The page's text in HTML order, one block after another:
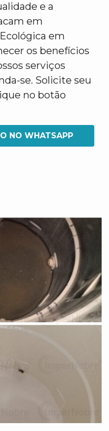
e a
em
em
os benefícios
serviços
se. Solicite seu
no botão
NO WHATSAPP